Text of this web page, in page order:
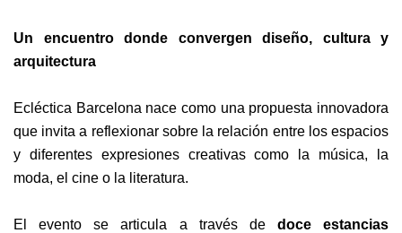
Un encuentro donde convergen diseño, cultura y
arquitectura
Ecléctica Barcelona nace como una propuesta innovadora
que invita a reflexionar sobre la relación entre los espacios
y diferentes expresiones creativas como la música, la
moda, el cine o la literatura.
El evento se articula a través de doce estancias